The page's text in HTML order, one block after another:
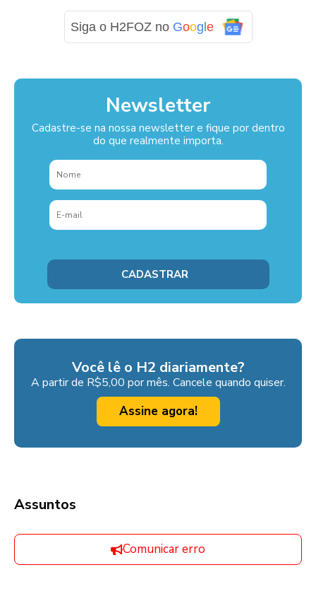
Siga o H2FOZ no Google
Newsletter
Cadastre-se na nossa newsletter e fique por dentro
do que realmente importa.
Você lê o H2 diariamente?
A partir de R$5,00 por mês. Cancele quando quiser.
Assine agora!
Assuntos
Comunicar erro